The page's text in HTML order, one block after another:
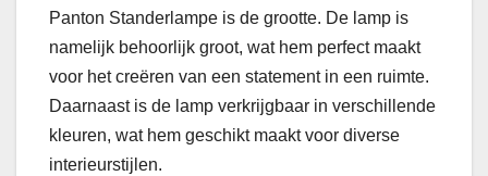
Panton Standerlampe is de grootte. De lamp is
namelijk behoorlijk groot, wat hem perfect maakt
voor het creëren van een statement in een ruimte.
Daarnaast is de lamp verkrijgbaar in verschillende
kleuren, wat hem geschikt maakt voor diverse
interieurstijlen.